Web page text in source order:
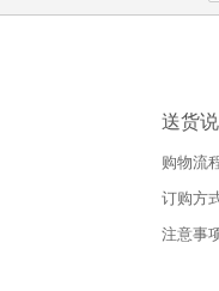
送货
购物流
订购方
注意事